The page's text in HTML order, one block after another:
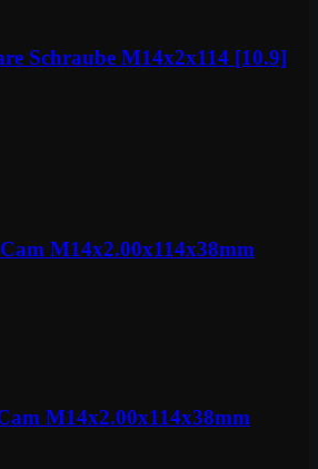
Schraube M14x2x114 [10.9]
M14x2.00x114x38mm
M14x2.00x114x38mm